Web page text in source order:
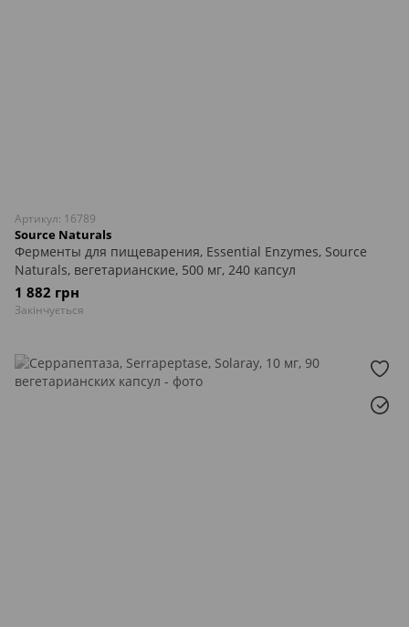
Артикул: 16789
Source Naturals
Ферменты для пищеварения, Essential Enzymes, Source
Naturals, вегетарианские, 500 мг, 240 капсул
1 882 грн
Закінчується